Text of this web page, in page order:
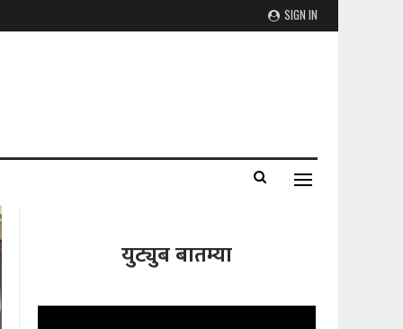
SIGN IN
युट्युब बातम्या